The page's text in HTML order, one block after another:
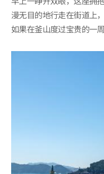
漫无目的地行走在街道上
如果在釜山度过宝贵的一周